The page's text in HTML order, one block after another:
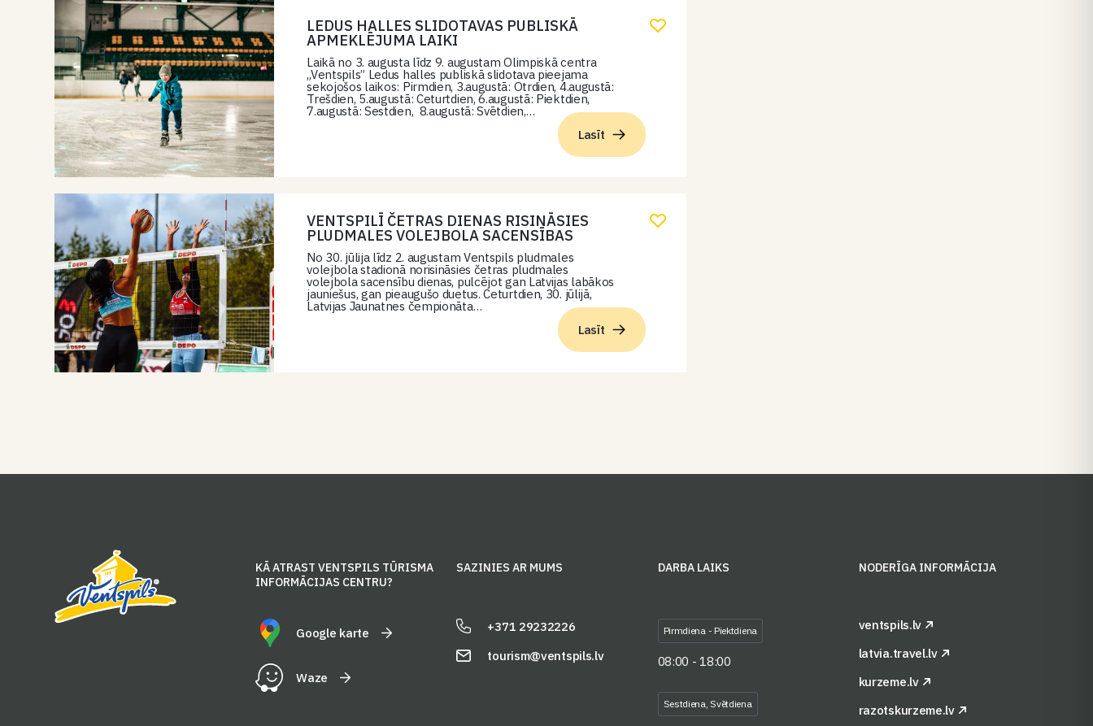
Lasīt
LEDUS HALLES SLIDOTAVAS PUBLISKĀ
APMEKLĒJUMA LAIKI
Laikā no 3. augusta līdz 9. augustam Olimpiskā centra
„Ventspils” Ledus halles publiskā slidotava pieejama
sekojošos laikos: Pirmdien, 3.augustā: Otrdien, 4.augustā:
Trešdien, 5.augustā: Ceturtdien, 6.augustā: Piektdien,
7.augustā: Sestdien, 8.augustā: Svētdien,…
Lasīt
VENTSPILĪ ČETRAS DIENAS RISINĀSIES
PLUDMALES VOLEJBOLA SACENSĪBAS
No 30. jūlija līdz 2. augustam Ventspils pludmales
volejbola stadionā norisināsies četras pludmales
volejbola sacensību dienas, pulcējot gan Latvijas labākos
jauniešus, gan pieaugušo duetus. Ceturtdien, 30. jūlijā,
Latvijas Jaunatnes čempionāta…
KĀ ATRAST VENTSPILS TŪRISMA
INFORMĀCIJAS CENTRU?
SAZINIES AR MUMS DARBA LAIKS NODERĪGA INFORMĀCIJA
Google karte
Waze
+371 29232226
tourism@ventspils.lv
Pirmdiena - Piektdiena
08:00 - 18:00
Sestdiena, Svētdiena
ventspils.lv
latvia.travel.lv
kurzeme.lv
razotskurzeme.lv